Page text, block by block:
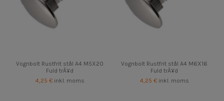
Vognbolt Rustfrit stål A4 M5X20
Fuld trÃ¥d
4,25 € inkl. moms
Vognbolt Rustfrit stål A4 M6X16
Fuld trÃ¥d
4,25 € inkl. moms